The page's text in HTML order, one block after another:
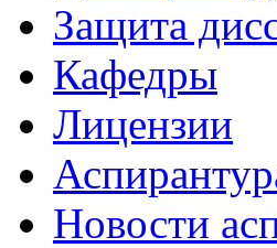
Защита
Кафедры
Лицензии
Новости